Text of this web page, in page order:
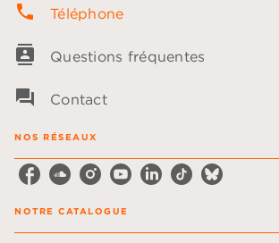
phone Téléphone
contacts Questions fréquentes
question_answer Contact
NOS RÉSEAUX
NOTRE CATALOGUE